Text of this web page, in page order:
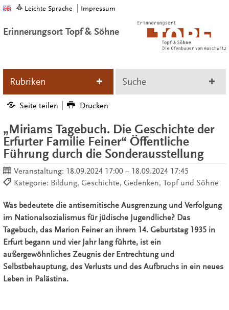
Leichte Sprache Impressum
Erinnerungsort Topf & Söhne
Rubriken Suche
Seite teilen Drucken
„Miriams Tagebuch. Die Geschichte der
Erfurter Familie Feiner“ Öffentliche
Führung durch die Sonderausstellung
Veranstaltung: 18.09.2024 17:00 – 18.09.2024 17:45
Kategorie: Bildung, Geschichte, Gedenken, Topf und Söhne
Was bedeutete die antisemitische Ausgrenzung und Verfolgung
im Nationalsozialismus für jüdische Jugendliche? Das
Tagebuch, das Marion Feiner an ihrem 14. Geburtstag 1935 in
Erfurt begann und vier Jahr lang führte, ist ein
außergewöhnliches Zeugnis der Entrechtung und
Selbstbehauptung, des Verlusts und des Aufbruchs in ein neues
Leben in Palästina.